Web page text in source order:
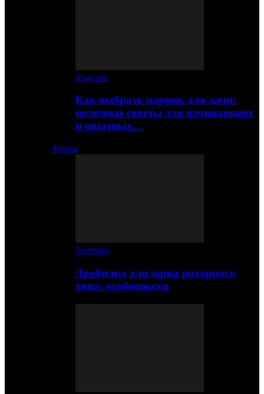
Участок
Как выбрать парник для дачи:
полезные советы для начинающих
и опытных…
Ферма
Техника
Дробилка для зерна роторного
типа: особенности